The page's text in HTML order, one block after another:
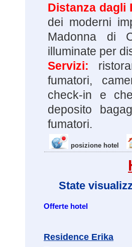
Distanza dagli
dei moderni
Madonna di
illuminate per
Servizi:
fumatori,
check-in e
deposito
fumatori.
posizione hotel
State
Offerte hotel
Residence Erika